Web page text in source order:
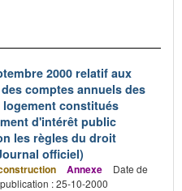
2000 relatif aux
comptes annuels des
constitués
d'intérêt public
les règles du droit
officiel)
Annexe
Date de
: 25-10-2000